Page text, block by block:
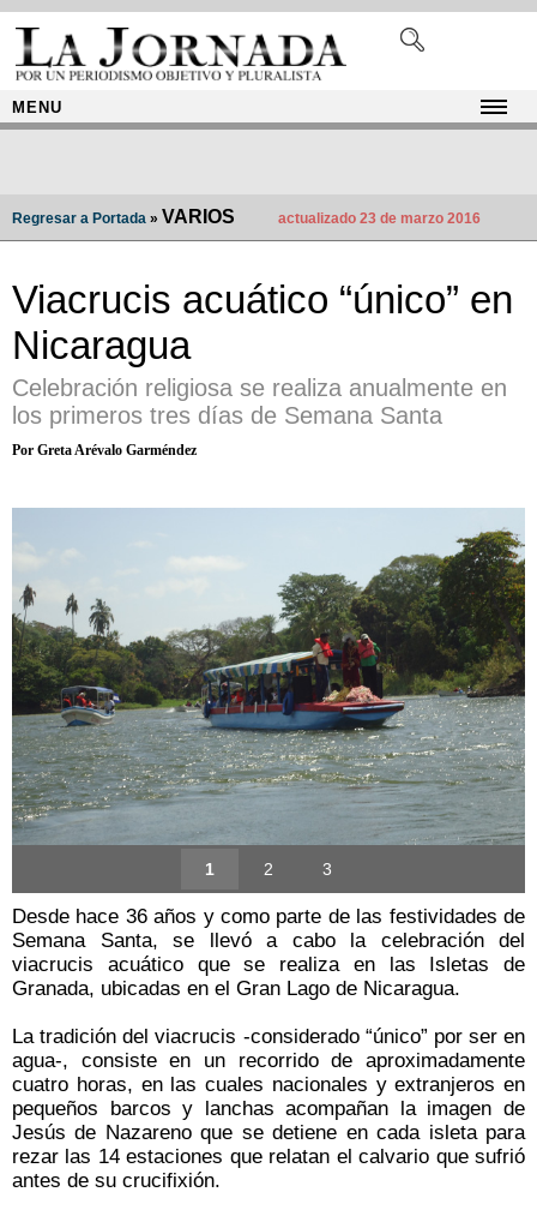
MENU
Regresar a Portada » VARIOS actualizado 23 de marzo 2016
Viacrucis acuático “único” en
Nicaragua
Celebración religiosa se realiza anualmente en
los primeros tres días de Semana Santa
Por Greta Arévalo Garméndez
1 2 3
Desde hace 36 años y como parte de las festividades de
Semana Santa, se llevó a cabo la celebración del
viacrucis acuático que se realiza en las Isletas de
Granada, ubicadas en el Gran Lago de Nicaragua.
La tradición del viacrucis -considerado “único” por ser en
agua-, consiste en un recorrido de aproximadamente
cuatro horas, en las cuales nacionales y extranjeros en
pequeños barcos y lanchas acompañan la imagen de
Jesús de Nazareno que se detiene en cada isleta para
rezar las 14 estaciones que relatan el calvario que sufrió
antes de su crucifixión.